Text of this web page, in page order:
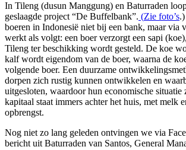
In Tileng (dusun Manggung) en Baturraden
geslaagde project “De Buffelbank”. (Zie foto’s
boeren in Indonesië niet bij een bank, maar via
werkt als volgt: een boer verzorgt een sapi
Tileng ter beschikking wordt gesteld. De koe
kalf wordt eigendom van de boer, waarna de
volgende boer. Een duurzame
dorpen zich rustig kunnen ontwikkelen en
uitgesloten, waardoor hun economische situatie
kapitaal staat immers achter het huis, met melk
opbrengst.
Nog niet zo lang geleden ontvingen we via
bericht uit Baturraden van Santos, General